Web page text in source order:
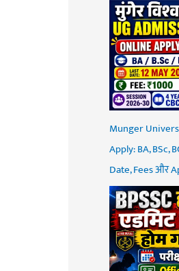
Munger
Apply: BA, BSc,
Date, Fees और